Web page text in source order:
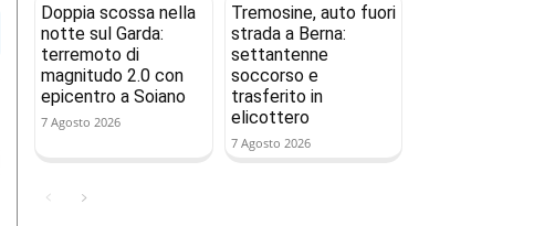
Doppia scossa nella
notte sul Garda:
terremoto di
magnitudo 2.0 con
epicentro a Soiano
7 Agosto 2026
Tremosine, auto fuori
strada a Berna:
settantenne
soccorso e
trasferito in
elicottero
7 Agosto 2026